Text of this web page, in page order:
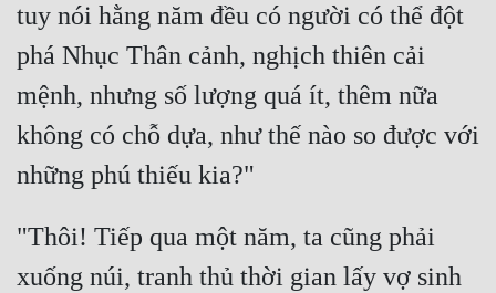
tuy nói hằng năm đều có người có thể đột
phá Nhục Thân cảnh, nghịch thiên cải
mệnh, nhưng số lượng quá ít, thêm nữa
không có chỗ dựa, như thế nào so được với
"Thôi! Tiếp qua một năm, ta cũng phải
xuống núi, tranh thủ thời gian lấy vợ sinh